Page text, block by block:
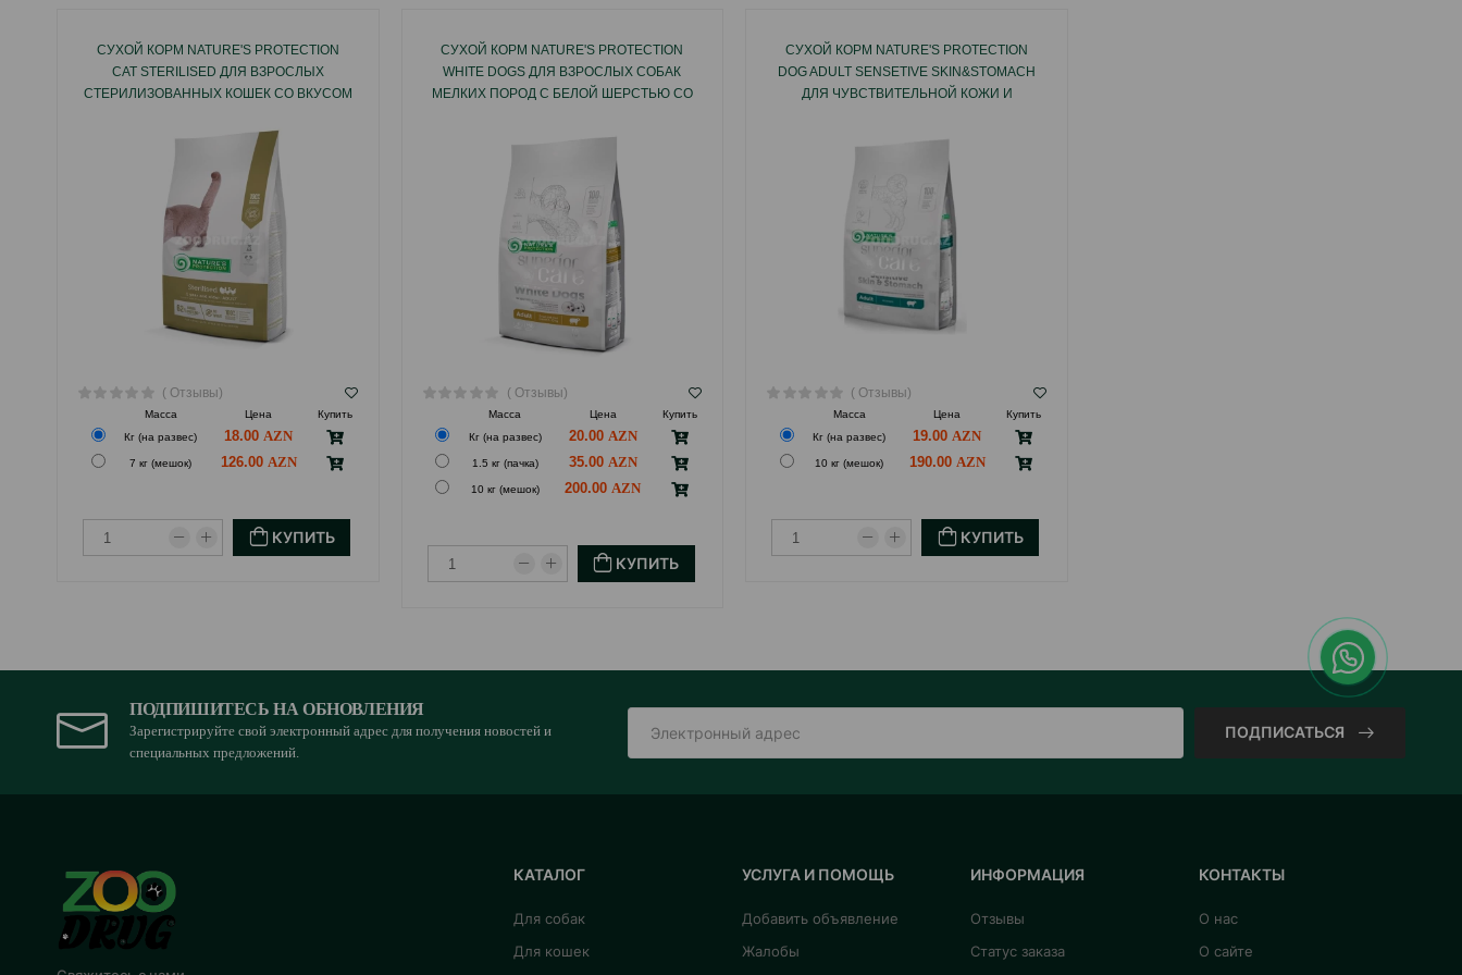
СУХОЙ КОРМ NATURE'S PROTECTION
CAT STERILISED ДЛЯ ВЗРОСЛЫХ
СТЕРИЛИЗОВАННЫХ КОШЕК СО ВКУСОМ
( Отзывы)
Масса Цена
Купить
Кг (на развес)
18.00
7 кг (мешок) 126.00
КУПИТЬ
СУХОЙ КОРМ NATURE'S PROTECTION
WHITE DOGS ДЛЯ ВЗРОСЛЫХ СОБАК
МЕЛКИХ ПОРОД С БЕЛОЙ ШЕРСТЬЮ СО
( Отзывы)
Масса Цена
Купить
Кг (на развес)
20.00
1.5 кг (пачка) 35.00
10 кг (мешок) 200.00
КУПИТЬ
СУХОЙ КОРМ NATURE'S PROTECTION
DOG ADULT SENSETIVE SKIN&STOMACH
ДЛЯ ЧУВСТВИТЕЛЬНОЙ КОЖИ И
ВЗРОСЛЫХ СОБАК ВСЕХ ПОРОД СО
ВКУСОМ ЯГНЕНКА.
( Отзывы)
Масса Цена
Купить
Кг (на развес)
19.00
10 кг (мешок) 190.00
КУПИТЬ
ПОДПИШИТЕСЬ НА ОБНОВЛЕНИЯ
Зарегистрируйте свой электронный адрес для получения новостей и
специальных предложений.
ПОДПИСАТЬСЯ
КАТАЛОГ
Для собак
Для кошек
УСЛУГА И ПОМОЩЬ
Добавить объявление
Жалобы
ИНФОРМАЦИЯ
Отзывы
Статус заказа
КОНТАКТЫ
О нас
О сайте